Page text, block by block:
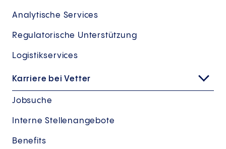
Analytische Services
Regulatorische Unterstützung
Logistikservices
Karriere bei Vetter
Jobsuche
Interne Stellenangebote
Benefits